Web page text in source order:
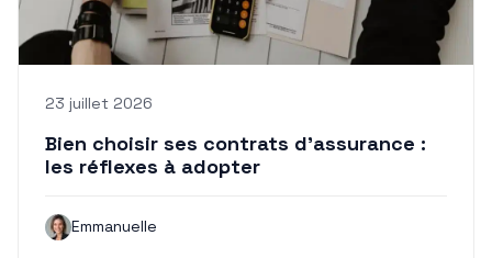
23 juillet 2026
Bien choisir ses contrats d’assurance :
les réflexes à adopter
Emmanuelle